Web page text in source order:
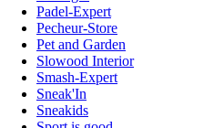
Padel-Expert
Pecheur-Store
Pet and Garden
Slowood Interior
Smash-Expert
Sneak'In
Sneakids